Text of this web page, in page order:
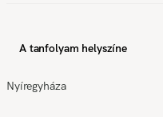
A tanfolyam helyszíne
Nyíregyháza